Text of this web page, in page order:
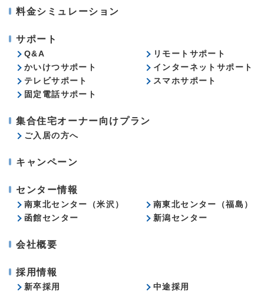
料金シミュレーション
サポート
Q&A
リモートサポート
かいけつサポート
インターネットサポート
テレビサポート
スマホサポート
固定電話サポート
集合住宅オーナー向けプラン
ご入居の方へ
キャンペーン
センター情報
南東北センター（米沢）
南東北センター（福島）
函館センター
新潟センター
会社概要
採用情報
新卒採用 中途採用